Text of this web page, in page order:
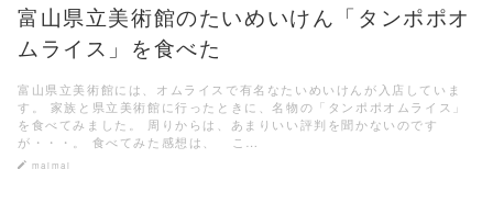
富山県立美術館のたいめいけん「タンポポオ
ムライス」を食べた
富山県立美術館には、オムライスで有名なたいめいけんが入店していま
す。 家族と県立美術館に行ったときに、名物の「タンポポオムライス」
を食べてみました。 周りからは、あまりいい評判を聞かないのです
が・・・。 食べてみた感想は、 こ…
maimai